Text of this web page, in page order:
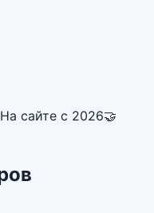
На сайте с 2026🤝